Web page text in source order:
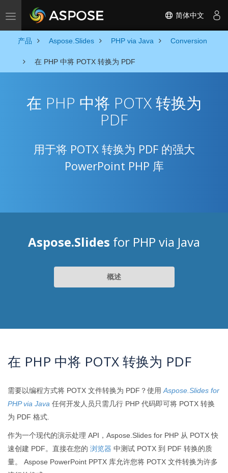
Toggle navigation 简体中文
产品 Aspose.Slides PHP via Java Conversion
在 PHP 中将 POTX 转换为 PDF
在 PHP 中将 POTX 转换为
PDF
用于将 POTX 转换为 PDF 的强大
PowerPoint PHP 库
Aspose.Slides for PHP via Java
概述
在 PHP 中将 POTX 转换为 PDF
需要以编程方式将 POTX 文件转换为 PDF？使用 Aspose.Slides for
PHP via Java 任何开发人员只需几行 PHP 代码即可将 POTX 转换
为 PDF 格式.
作为一个现代的演示处理 API，Aspose.Slides for PHP 从 POTX 快
速创建 PDF。直接在您的 浏览器 中测试 POTX 到 PDF 转换的质
量。 Aspose PowerPoint PPTX 库允许您将 POTX 文件转换为许多